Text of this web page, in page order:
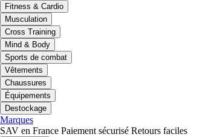
Fitness & Cardio
Musculation
Cross Training
Mind & Body
Sports de combat
Vêtements
Chaussures
Équipements
Destockage
Marques
SAV en France Paiement sécurisé Retours faciles